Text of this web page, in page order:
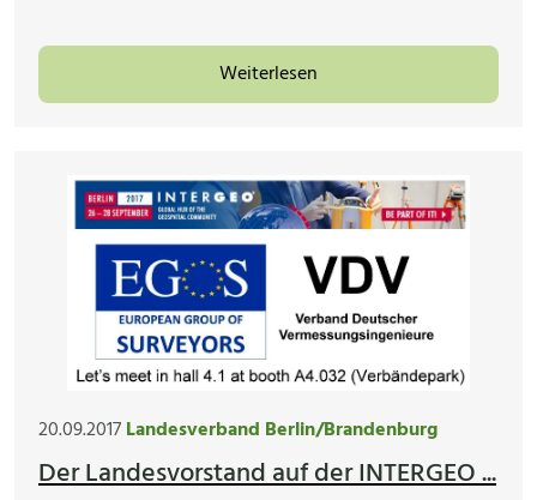
Weiterlesen
20.09.2017Landesverband Berlin/Brandenburg
Der Landesvorstand auf der INTERGEO ...